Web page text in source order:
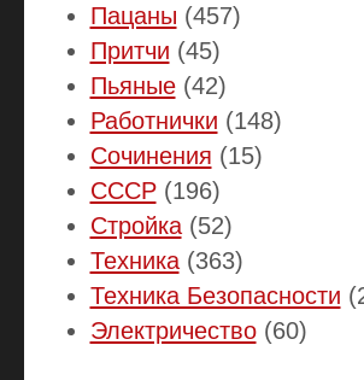
Пацаны (457)
Притчи (45)
Пьяные(42)
Работнички (148)
Сочинения (15)
СССР(196)
Стройка(52)
Техника(363)
Техника Безопасности
Электричество(60)